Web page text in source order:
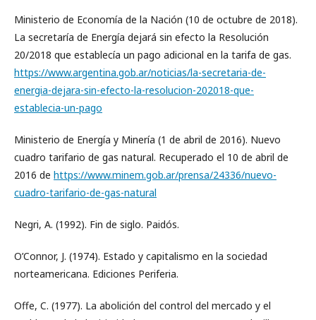
Ministerio de Economía de la Nación (10 de octubre de 2018).
La secretaría de Energía dejará sin efecto la Resolución
20/2018 que establecía un pago adicional en la tarifa de gas.
https://www.argentina.gob.ar/noticias/la-secretaria-de-
energia-dejara-sin-efecto-la-resolucion-202018-que-
establecia-un-pago
Ministerio de Energía y Minería (1 de abril de 2016). Nuevo
cuadro tarifario de gas natural. Recuperado el 10 de abril de
2016 de https://www.minem.gob.ar/prensa/24336/nuevo-
cuadro-tarifario-de-gas-natural
Negri, A. (1992). Fin de siglo. Paidós.
O’Connor, J. (1974). Estado y capitalismo en la sociedad
norteamericana. Ediciones Periferia.
Offe, C. (1977). La abolición del control del mercado y el